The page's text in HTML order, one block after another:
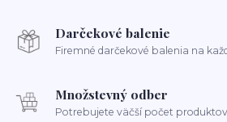
Darčekové balenie
Firemné darčekové balenia na
Množstevný odber
Potrebujete väčší počet